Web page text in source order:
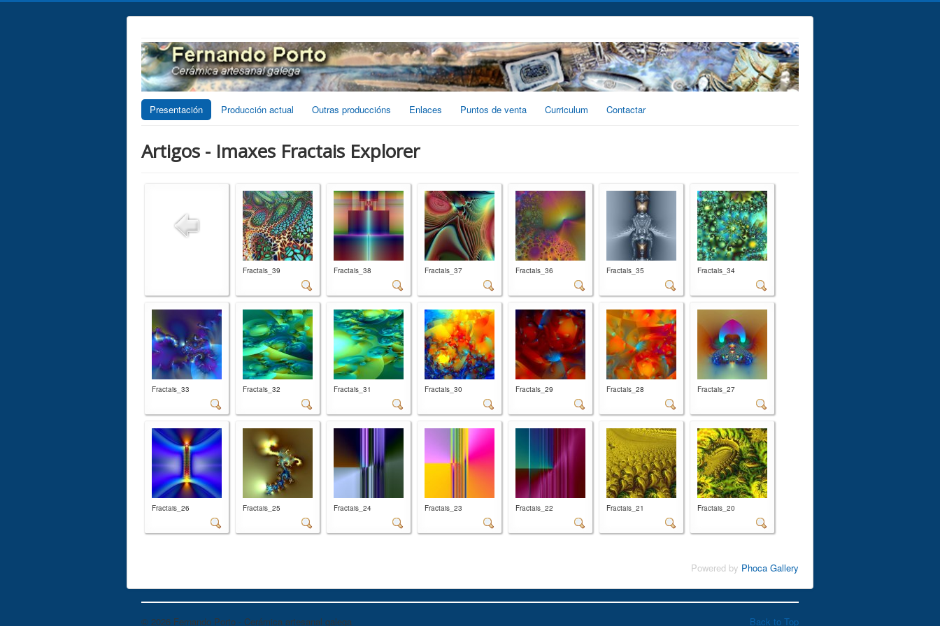
Presentación Producción actual Outras produccións Enlaces Puntos de venta Curriculum Contactar
Artigos - Imaxes Fractais Explorer
Fractais_39 Fractais_38 Fractais_37 Fractais_36 Fractais_35 Fractais_34
Fractais_33 Fractais_32 Fractais_31 Fractais_30 Fractais_29 Fractais_28 Fractais_27
Fractais_26 Fractais_25 Fractais_24 Fractais_23 Fractais_22 Fractais_21 Fractais_20
Powered by Phoca Gallery
Back to Top
© 2026 Fernando Porto - Cerámica artesanal galega